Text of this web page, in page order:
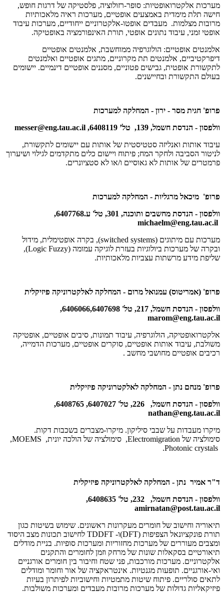
מערכות אלקטרואופטיות: סופר-רזולוציה, פלסטיקה של דרגות חופש,
חישה תלת מימדית באמצעים אופטיים, מערכות ראיה מלאכותיות
מרובות מצלמות. מעבדים אופטו-אלקטרוניים ייחודיים, מערכות עיבוד
אופטי זמני, עיבוד נתונים אופטי, תורת האינפורמציה באופטיקה.
אלמנטים אופטיים: הולוגרפיה ממוחשבת, אלמנטים אופטיים
דיפרקטיביים, אלמנטים תת מקרוניים, מתגים אופטיים ואלמנטים
לתקשורת אופטית, גבישים פטוניים, מסננים אופטיים דינמיים. יישומים
בעולם התקשורת ובחיישנים.
פרופ' חגית מסר - ירון - המחלקה למערכות
וולפסון - הנדסת חשמל, 139, טל’ 6408119,
messer@eng.tau.ac.il
עיבוד אותות ואנליזה סטטיסטית של אותות עם יישומים לתקשורת,
לניטור הסביבה ולחקר המח; פיתוח ויישום כלים מתקדמים לגילוי ושיערוך
פרמטרים של אותות לא גאוסיים ו/או לא סטציונרים.
פרופ' מיכאל מרגליות - המחלקה למערכות
וולפסון - הנדסת מחשבים ותוכנה, 301, טל' ע.6407768,
michaelm@eng.tau.ac.il
מערכות עם מיתוגים (switched systems), בקרה אופטימלית, מידול
ובקרה של מערכות ביולוגיות בעזרת לוגיקה עמומה (Fuzzy
Logic
),
שליפת מידע מרשתות עצביות מלאכותיות.
פרופ' (אמריטוס) עמנואל מרום - המחלקה לאלקטרוניקה פיזיקלית
וולפסון - הנדסת חשמל, 217, טל' 6406066,6407698,
marom@eng.tau.ac.il
אלקטרואופטיקה, הולוגרפיה, עיבוד תמונות, סיבים אופטיים, אופטיקה
משולבת, עיבוד אותות אופטיים, סוקרים אופטיים, מערכות הדמייה,
רכיבים אופטיים מחושבי מחשב .
פרופ' מנחם נתן - המחלקה לאלקטרוניקה פיזיקלית
וולפסון - הנדסת חשמל, 226, טל' 6407027, 6408765,
nathan@eng.tau.ac.il
מיקרו מעבדות על שבבי סיליקון. מיקרו-מצברים בשכבות דקות.
סימולציה של Electromigration, סימולציה של הולכה יונית, MOEMS
,
Photonic crystals
.
ד"ר אמיר נתן - המחלקה לאלקטרוניקה פיזיקלית
וולפסון - הנדסת חשמל, 232, טל' 6408635,
amirnatan@post.tau.ac.il
תיאוריה וחישוב של חומרים מעקרונות ראשונים. שימוש בשיטות כגון
תורת פונקציונאל הצפיפות (DFT)ו- TDDFT לחישוב תכונות מצב היסוד
ומצבים מעוררים של מערכות מחזוריות ומערכות סופיות. בניית מודלים
תיאורטיים בסקאלות שונות של מרחק וזמן לחומרים והתקנים
אלקטרוניים. מערכות מורכבות, פני שטח וחיבור בין חומרים אורגניים
ואי-אורגניים. תופעות מגנטיות. אינטראקציה של אור וחומר ומודלים
לתאים סולריים. פיתוח שיטות מתמטיות וחישוביות לפיתרון בעיות
פיזיקאליות גדולות של מערכות מרובות מעבדים ומערכות משולבות.